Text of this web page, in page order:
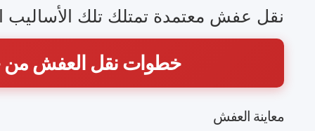
نقل عفش معتمدة تمتلك تلك الأساليب
خطوات نقل العفش من
معاينة العفش